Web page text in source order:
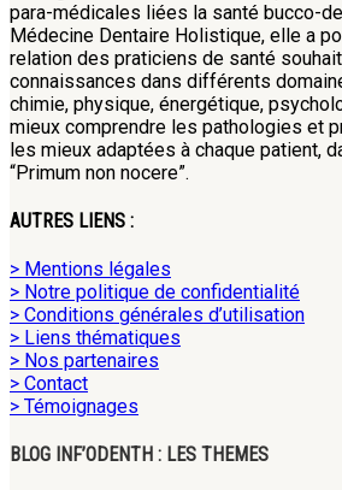
para-médicales liées la santé bucco-
Médecine Dentaire Holistique, elle a
relation des praticiens de santé
connaissances dans différents
chimie, physique, énergétique,
mieux comprendre les pathologies et
les mieux adaptées à chaque patient,
“Primum non nocere”.
AUTRES LIENS :
> Mentions légales
> Notre politique de confidentialité
> Conditions générales d’utilisation
> Liens thématiques
> Nos partenaires
> Contact
> Témoignages
BLOG INF’ODENTH : LES THEMES